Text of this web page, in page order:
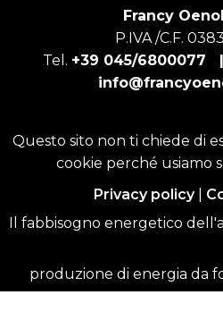
Francy
P.IVA /C.F.
Tel. +39 045/6800077
Questo sito non ti chiede di
cookie perché usiamo
Privacy policy|
Il fabbisogno energetico
produzione di energia da